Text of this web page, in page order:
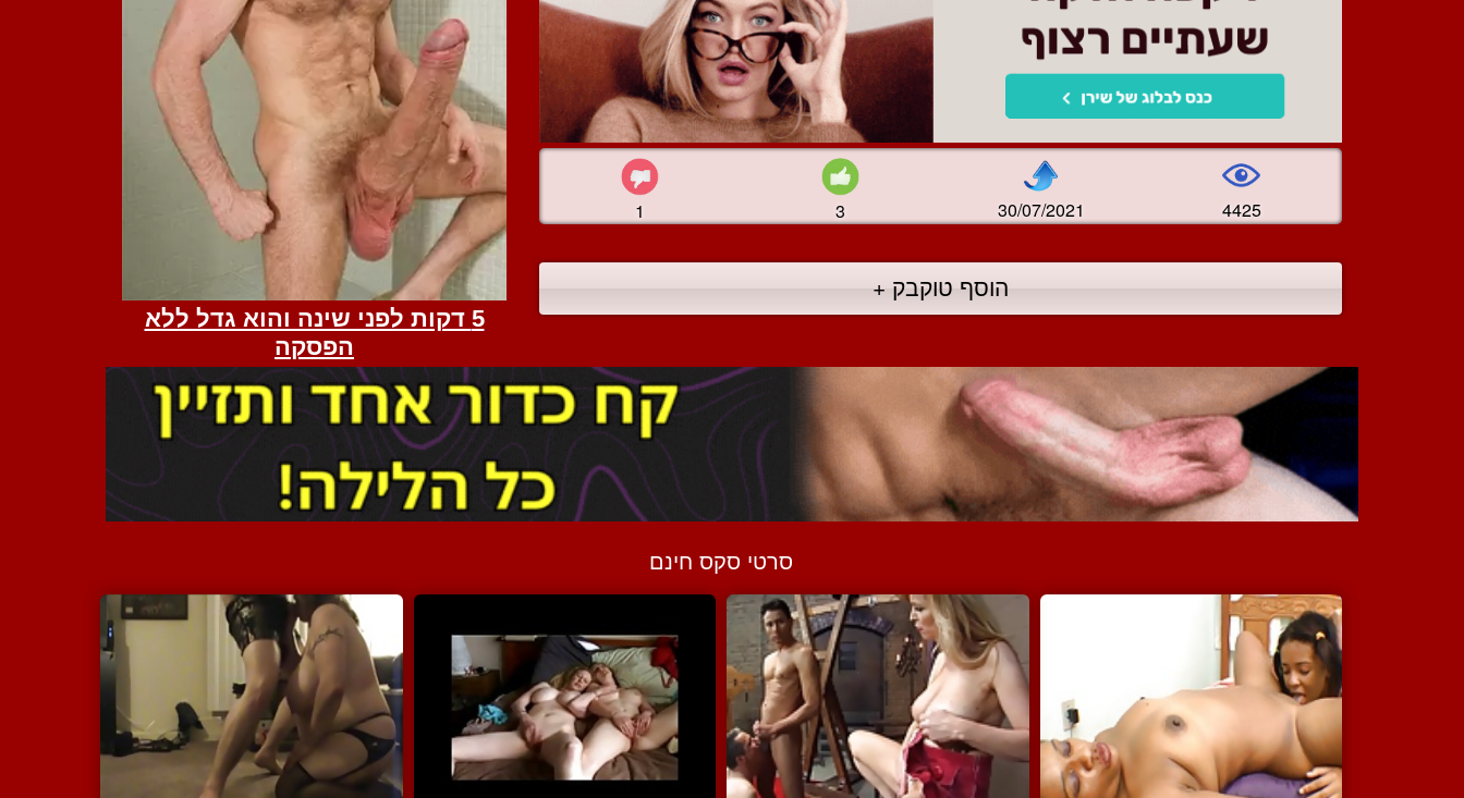
1 3 30/07/2021 4425
הוסף טוקבק +
סרטי סקס חינם